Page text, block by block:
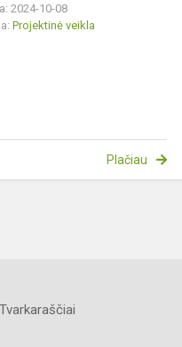
2024-10-08
Projektinė veikla
Plačiau
Tvarkaraščiai